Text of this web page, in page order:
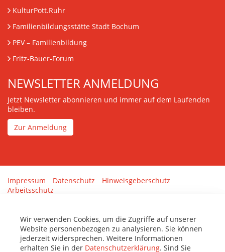
KulturPott.Ruhr
Familienbildungsstätte Stadt Bochum
PEV– Familienbildung
Fritz-Bauer-Forum
NEWSLETTER ANMELDUNG
Jetzt Newsletter abonnieren und immer auf dem Laufenden
bleiben.
Zur Anmeldung
Impressum Datenschutz
Hinweisgeberschutz
Arbeitsschutz
Wir verwenden Cookies, um die Zugriffe auf unserer
Website personenbezogen zu analysieren. Sie können
jederzeit widersprechen. Weitere Informationen
erhalten Sie in der Datenschutzerklärung. Sind Sie